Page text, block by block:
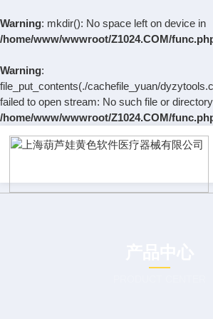
Warning: mkdir(): No space left on device in
/home/www/wwwroot/Z1024.COM/
Warning:
file_put_contents(./cachefile_yuan/
failed to open stream: No such file or
/home/www/wwwroot/Z1024.COM/